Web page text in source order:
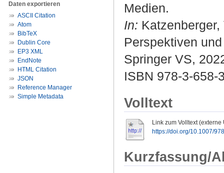
Daten exportieren
ASCII Citation
Atom
BibTeX
Dublin Core
EP3 XML
EndNote
HTML Citation
JSON
Reference Manager
Simple Metadata
Medien.
In:
Perspektiven
Springer VS,
ISBN 978-3-658-
Volltext
Link zum Volltext (externe
https://doi.org/10.1007/
Kurzfassung/